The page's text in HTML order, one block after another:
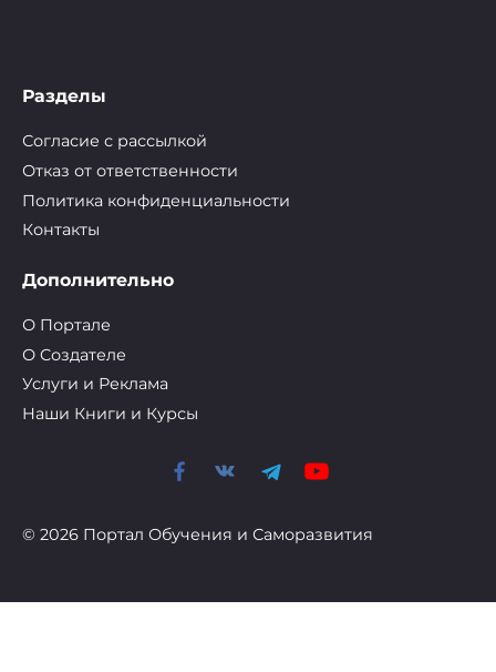
Разделы
Согласие с рассылкой
Отказ от ответственности
Политика конфиденциальности
Контакты
Дополнительно
О Портале
О Cоздателе
Услуги и Реклама
Наши Книги и Курсы
© 2026 Портал Обучения и Саморазвития